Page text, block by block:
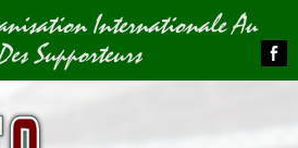
Internationale Au
Supporteurs